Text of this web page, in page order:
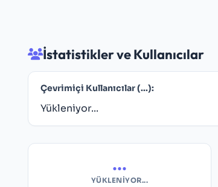
İstatistikler ve Kullanıcılar
Çevrimiçi Kullanıcılar (...):
Yükleniyor...
...
YÜKLENIYOR...